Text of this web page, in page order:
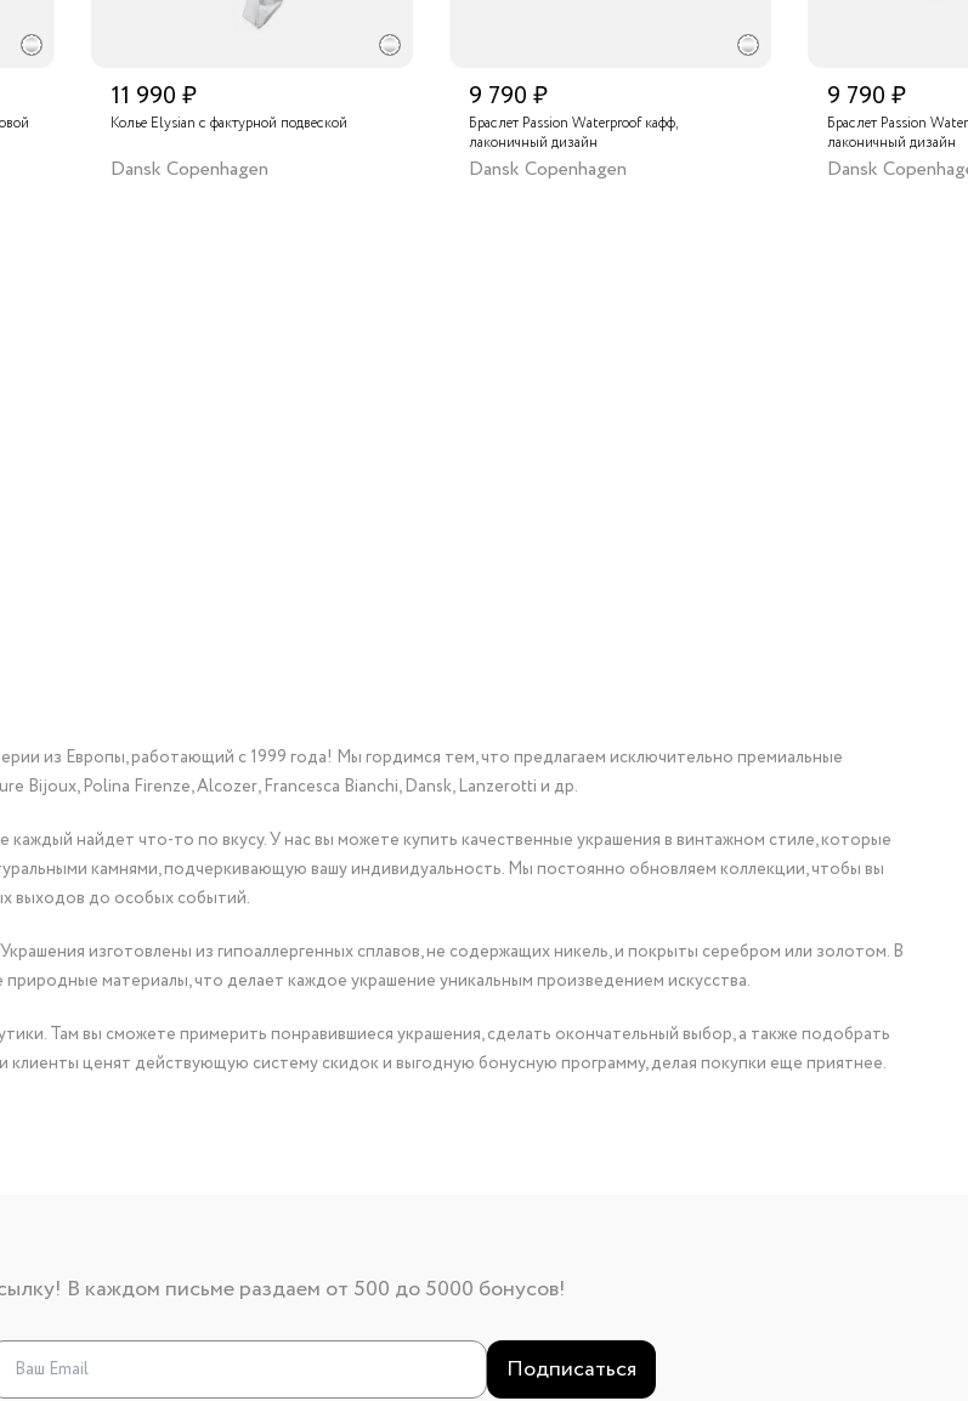
11 990 ₽
Колье Elysian с фактурной подвеской
Dansk Copenhagen
9 790 ₽
Браслет Passion Waterproof кафф,
лаконичный дизайн
Dansk Copenhagen
9 790 ₽
Браслет Passion
лаконичный дизайн
Dansk
из Европы, работающий с 1999 года! Мы гордимся тем, что предлагаем исключительно премиальные
Bijoux, Polina Firenze, Alcozer, Francesca Bianchi, Dansk, Lanzerotti и др.
найдет что-то по вкусу. У нас вы можете купить качественные украшения в винтажном стиле, которые
камнями, подчеркивающую вашу индивидуальность. Мы постоянно обновляем коллекции, чтобы вы
выходов до особых событий.
изготовлены из гипоаллергенных сплавов, не содержащих никель, и покрыты серебром или золотом. В
материалы, что делает каждое украшение уникальным произведением искусства.
Там вы сможете примерить понравившиеся украшения, сделать окончательный выбор, а также подобрать
ценят действующую систему скидок и выгодную бонусную программу, делая покупки еще приятнее.
В каждом письме раздаем от 500 до 5000 бонусов!
Подписаться